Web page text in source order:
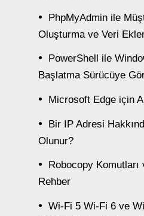
PhpMyAdmin ile
Oluşturma ve Veri
PowerShell ile
Başlatma Sürücüye
Microsoft Edge için
Bir IP Adresi
Olunur?
Robocopy Komutları
Rehber
Wi-Fi 5 Wi-Fi 6 ve